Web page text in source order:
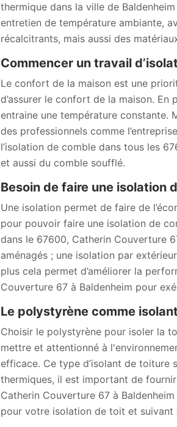
thermique dans la ville de
entretien de température ambiante,
récalcitrants, mais aussi des
Commencer un travail
Le confort de la maison est une
d’assurer le confort de la maison. En
entraine une température constante.
des professionnels comme
l’isolation de comble dans tous les
et aussi du comble soufflé.
Besoin de faire une isolation
Une isolation permet de faire de
pour pouvoir faire une isolation de
dans le 67600, Catherin Couverture
aménagés ; une isolation par
plus cela permet d’améliorer la
Couverture 67 à Baldenheim pour
Le polystyrène comme isolant
Choisir le polystyrène pour isoler la
mettre et attentionné à
efficace. Ce type d’isolant de toiture
thermiques, il est important de
Catherin Couverture 67 à
pour votre isolation de toit et suivant